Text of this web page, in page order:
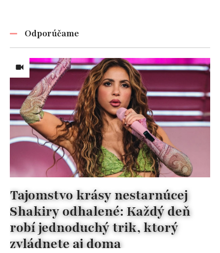
Odporúčame
Tajomstvo krásy nestarnúcej
Shakiry odhalené: Každý deň
robí jednoduchý trik, ktorý
zvládnete aj doma